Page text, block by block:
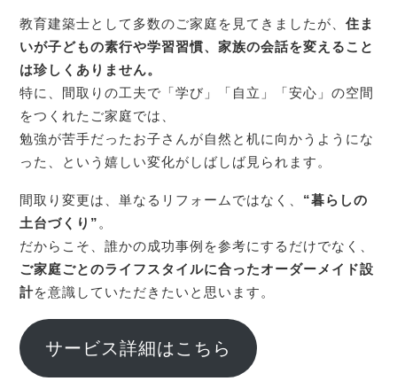
教育建築士として多数のご家庭を見てきましたが、住ま
いが子どもの素行や学習習慣、家族の会話を変えること
は珍しくありません。
特に、間取りの工夫で「学び」「自立」「安心」の空間
をつくれたご家庭では、
勉強が苦手だったお子さんが自然と机に向かうようにな
った、という嬉しい変化がしばしば見られます。
間取り変更は、単なるリフォームではなく、 “暮らしの
土台づくり” 。
だからこそ、誰かの成功事例を参考にするだけでなく、
ご家庭ごとのライフスタイルに合ったオーダーメイド設
計を意識していただきたいと思います。
サービス詳細はこちら